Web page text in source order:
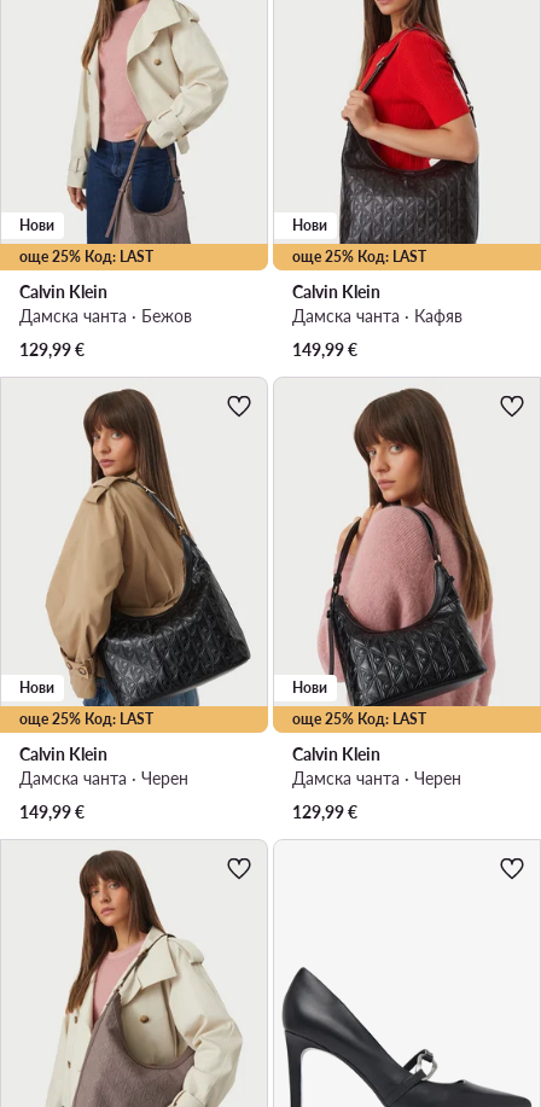
още 25% Код: LAST
Нови
Calvin Klein
Дамска чанта · Бежов
129,99€
още 25% Код: LAST
Нови
Calvin Klein
Дамска чанта · Кафяв
149,99€
още 25% Код: LAST
Нови
Calvin Klein
Дамска чанта · Черен
149,99€
още 25% Код: LAST
Нови
Calvin Klein
Дамска чанта · Черен
129,99€